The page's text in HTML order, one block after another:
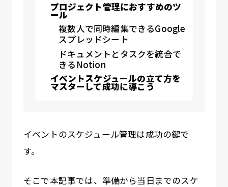
プロジェクト管理におすすめのツ
ール
複数人で同時編集できるGoogle
スプレッドシート
ドキュメントとタスクを統合で
きるNotion
イベントスケジュールの立て方を
マスターして成功に導こう
イベントのスケジュール管理は成功の鍵で
す。
そこで本記事では、準備から当日までのスケ